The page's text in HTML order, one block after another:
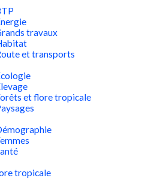
travaux
et transports
et flore tropicale
tropicale